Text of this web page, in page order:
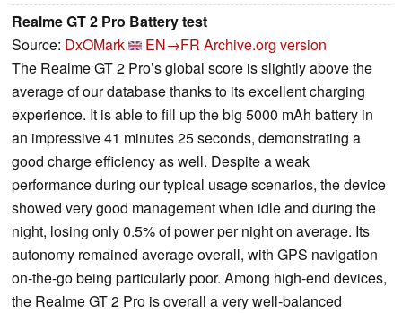
Realme GT 2 Pro Battery test
Source: DxOMark EN→FR Archive.org version
The Realme GT 2 Pro’s global score is slightly above the
average of our database thanks to its excellent charging
experience. It is able to fill up the big 5000 mAh battery in
an impressive 41 minutes 25 seconds, demonstrating a
good charge efficiency as well. Despite a weak
performance during our typical usage scenarios, the device
showed very good management when idle and during the
night, losing only 0.5% of power per night on average. Its
autonomy remained average overall, with GPS navigation
on-the-go being particularly poor. Among high-end devices,
the Realme GT 2 Pro is overall a very well-balanced